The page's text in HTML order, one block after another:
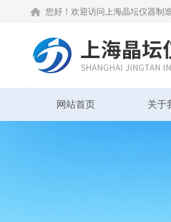
您好！欢迎访问上海晶坛仪器制
网站首页 关于